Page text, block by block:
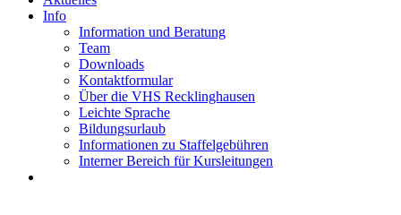
Info
Information und Beratung
Team
Downloads
Kontaktformular
Über die VHS Recklinghausen
Leichte Sprache
Bildungsurlaub
Informationen zu Staffelgebühren
Interner Bereich für Kursleitungen